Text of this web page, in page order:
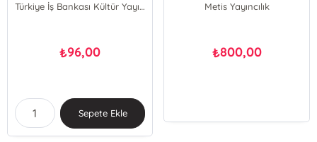
Türkiye İş Bankası Kültür Yayınları
₺96,00
Sepete Ekle
Metis Yayıncılık
₺800,00